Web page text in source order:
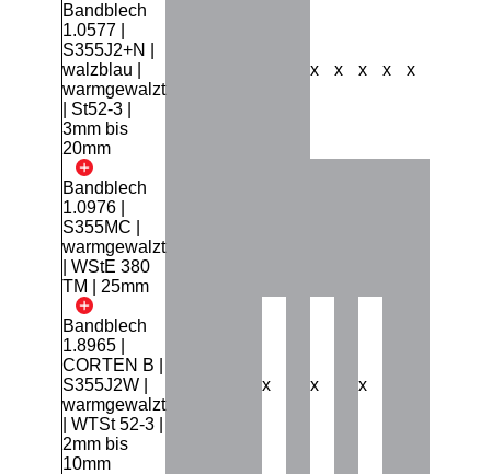
Bandblech
1.0577 |
S355J2+N |
walzblau |
warmgewalzt
| St52-3 |
3mm bis
20mm
x x x x x
Bandblech
1.0976 |
S355MC |
warmgewalzt
| WStE 380
TM | 25mm
Bandblech
1.8965 |
CORTEN B |
S355J2W |
warmgewalzt
| WTSt 52-3 |
2mm bis
10mm
x x x